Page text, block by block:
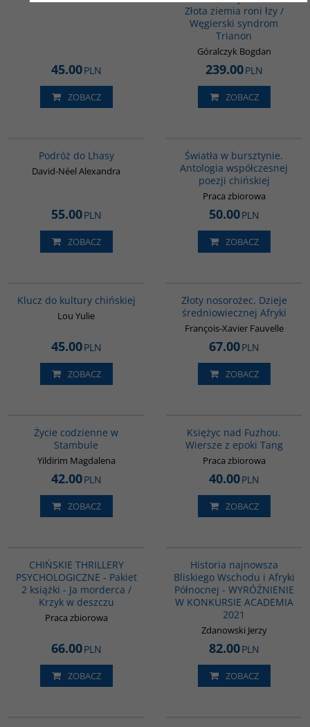
45.00PLN
ZOBACZ
Złota ziemia roni łzy /
Węgierski syndrom
Trianon
Góralczyk Bogdan
239.00PLN
ZOBACZ
Podróż do Lhasy
David-Néel Alexandra
55.00PLN
ZOBACZ
Światła w bursztynie.
Antologia współczesnej
poezji chińskiej
Praca zbiorowa
50.00PLN
ZOBACZ
Klucz do kultury chińskiej
Lou Yulie
45.00PLN
ZOBACZ
Złoty nosorożec. Dzieje
średniowiecznej Afryki
François-Xavier Fauvelle
67.00PLN
ZOBACZ
Życie codzienne w
Stambule
Yildirim Magdalena
42.00PLN
ZOBACZ
Księżyc nad Fuzhou.
Wiersze z epoki Tang
Praca zbiorowa
40.00PLN
ZOBACZ
CHIŃSKIE THRILLERY
PSYCHOLOGICZNE - Pakiet
2 książki - Ja morderca /
Krzyk w deszczu
Praca zbiorowa
66.00PLN
ZOBACZ
Historia najnowsza
Bliskiego Wschodu i Afryki
Północnej - WYRÓŻNIENIE
W KONKURSIE ACADEMIA
2021
Zdanowski Jerzy
82.00PLN
ZOBACZ